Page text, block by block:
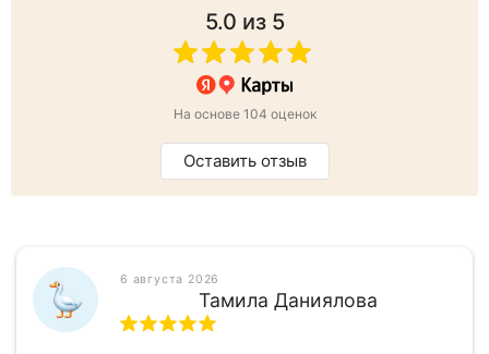
5.0 из 5
На основе 104 оценок
Оставить отзыв
6 августа 2026
Тамила Даниялова